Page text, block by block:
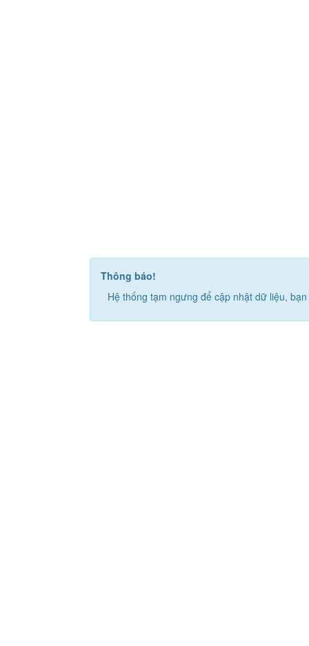
Thông báo!
Hệ thống tạm ngưng để cập nhật dữ liệu,